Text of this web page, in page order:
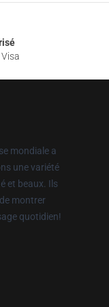
mondiale a
une variété
et beaux. Ils
montrer
quotidien!